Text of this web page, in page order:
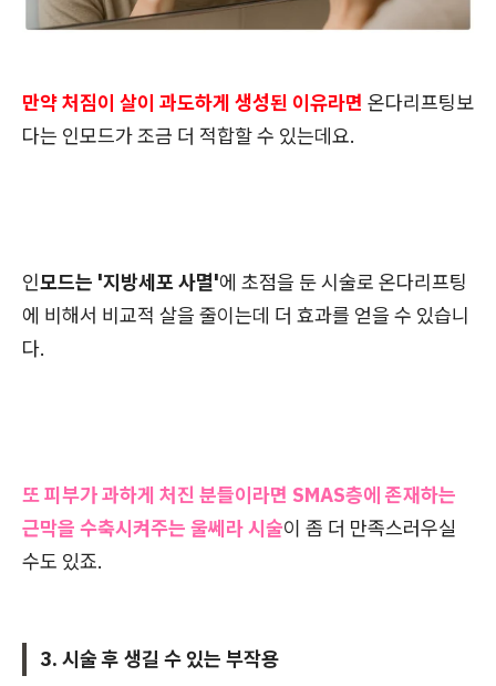
만약 처짐이 살이 과도하게 생성된 이유라면 온다리프팅보
다는 인모드가 조금 더 적합할 수 있는데요.
인모드는 '지방세포 사멸'에 초점을 둔 시술로 온다리프팅
에 비해서 비교적 살을 줄이는데 더 효과를 얻을 수 있습니
다.
또 피부가 과하게 처진 분들이라면 SMAS층에 존재하는
근막을 수축시켜주는 울쎄라 시술이 좀 더 만족스러우실
수도 있죠.
3. 시술 후 생길 수 있는 부작용